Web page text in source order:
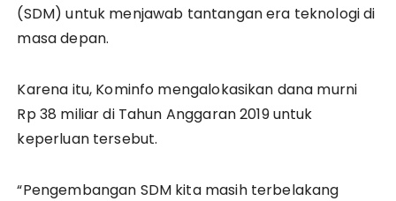
(SDM) untuk menjawab tantangan era teknologi di
masa depan.
Karena itu, Kominfo mengalokasikan dana murni
Rp 38 miliar di Tahun Anggaran 2019 untuk
keperluan tersebut.
“Pengembangan SDM kita masih terbelakang